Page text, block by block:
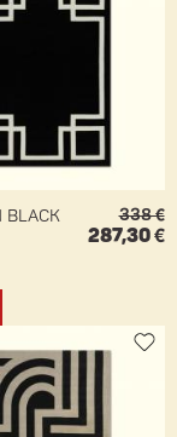
BLACK
338 €
287,30 €